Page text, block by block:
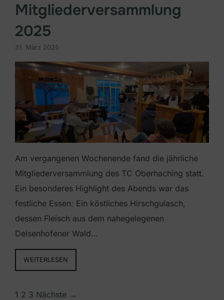
Mitgliederversammlung
2025
31. März 2025
Am vergangenen Wochenende fand die jährliche
Mitgliederversammlung des TC Oberhaching statt.
Ein besonderes Highlight des Abends war das
festliche Essen: Ein köstliches Hirschgulasch,
dessen Fleisch aus dem nahegelegenen
Deisenhofener Wald…
WEITERLESEN
1 2 3 Nächste →